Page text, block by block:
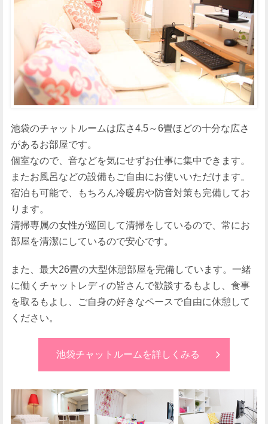
池袋のチャットルームは広さ4.5～6畳ほどの十分な広さ
があるお部屋です。
個室なので、音などを気にせずお仕事に集中できます。
またお風呂などの設備もご自由にお使いいただけます。
宿泊も可能で、もちろん冷暖房や防音対策も完備してお
ります。
清掃専属の女性が巡回して清掃をしているので、常にお
部屋を清潔にしているので安心です。
また、最大26畳の大型休憩部屋を完備しています。一緒
に働くチャットレディの皆さんで歓談するもよし、食事
を取るもよし、ご自身の好きなペースで自由に休憩して
ください。
池袋チャットルームを詳しくみる